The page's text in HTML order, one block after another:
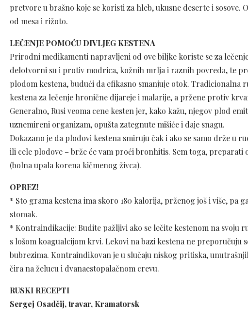
pretvore u brašno koje se koristi za hleb, ukusne deserte i sosove.
od mesa i rižoto.
LEČENJE POMOĆU DIVLJEG KESTENA
Prirodni medikamenti napravljeni od ove biljke koriste se za
delotvorni su i protiv modrica, kožnih mrlja i raznih povreda, te
plodom kestena, budući da efikasno smanjuje otok. Tradicionalna
kestena za lečenje hronične dijareje i malarije, a pržene protiv
Generalno, Rusi veoma cene kesten jer, kako kažu, njegov plod
uznemireni organizam, opušta zategnute mišiće i daje snagu.
Dokazano je da plodovi kestena smiruju čak i ako se samo drže u
ili cele plodove – brže će vam proći bronhitis. Sem toga, preparati
(bolna upala korena kičmenog živca).
OPREZ!
* Sto grama kestena ima skoro 180 kalorija, prženog još i više, pa
stomak.
* Kontraindikacije: Budite pažljivi ako se lečite kestenom na
s lošom koagualcijom krvi. Lekovi na bazi kestena ne
bubrezima. Kontraindikovan je u slučaju niskog pritiska,
čira na želucu i dvanaestopalačnom crevu.
RUSKI RECEPTI
Sergej Osadčij, travar, Kramatorsk